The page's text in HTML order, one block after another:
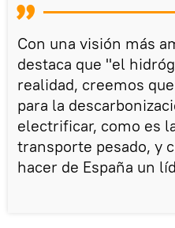
Con una visión más
destaca que "el
realidad, creemos
para la
electrificar, como es
transporte pesado, y
hacer de España un